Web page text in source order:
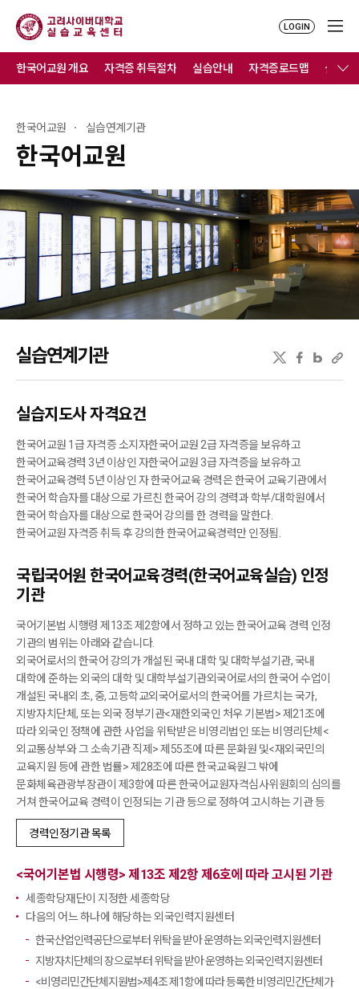
LOGIN
한국어교원
한국어교원 실습연계기관
한국어교원 개요 자격증 취득절차 실습안내 자격증로드맵 실습연
실습연계기관
실습지도사 자격요건
한국어교원 1급 자격증 소지자한국어교원 2급 자격증을 보유하고
한국어교육경력 3년 이상인 자한국어교원 3급 자격증을 보유하고
한국어교육경력 5년 이상인 자한국어교육 경력은 한국어 교육기관에서
한국어 학습자를 대상으로 가르친 한국어 강의 경력과 학부/대학원에서
한국어 학습자를 대상으로 한국어 강의를 한 경력을 말한다.
한국어교원 자격증 취득 후 강의한 한국어교육경력만 인정됨.
국립국어원 한국어교육경력(한국어교육실습) 인정
기관
국어기본법 시행령 제13조 제2항에서 정하고 있는 한국어교육 경력 인정
기관의 범위는 아래와 같습니다.
외국어로서의 한국어 강의가 개설된 국내 대학 및 대학부설기관, 국내
대학에 준하는 외국의 대학 및 대학부설기관외국어로서의 한국어 수업이
개설된 국내외 초, 중, 고등학교외국어로서의 한국어를 가르치는 국가,
지방자치단체, 또는 외국 정부기관<재한외국인 처우 기본법> 제21조에
따라 외국인 정책에 관한 사업을 위탁받은 비영리법인 또는 비영리단체<
외교통상부와 그 소속기관 직제> 제55조에 따른 문화원 및<재외국민의
교육지원 등에 관한 법률> 제28조에 따른 한국교육원그 밖에
문화체육관광부장관이 제3항에 따른 한국어교원자격심사위원회의 심의를
거쳐 한국어교육 경력이 인정되는 기관 등으로 정하여 고시하는 기관 등
경력인정기관 목록
<국어기본법 시행령> 제13조 제2항 제6호에 따라 고시된 기관
세종학당재단이 지정한 세종학당
다음의 어느 하나에 해당하는 외국인력지원센터
한국산업인력공단으로부터 위탁을 받아 운영하는 외국인력지원센터
지방자치단체의 장으로부터 위탁을 받아 운영하는 외국인력지원센터
<비영리민간단체지원법>제4조 제1항에 따라 등록한 비영리민간단체가